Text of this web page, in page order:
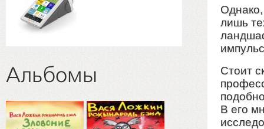
Альбомы
лишь
Стоит
В его